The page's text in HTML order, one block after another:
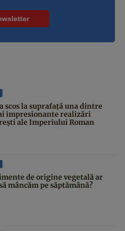
scos la suprafață una dintre
impresionante realizări
ale Imperiului Roman
de origine vegetală ar
mâncăm pe săptămână?